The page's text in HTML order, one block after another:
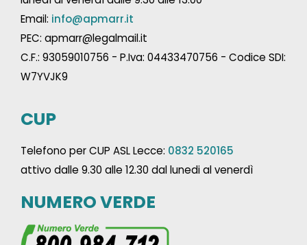
Email: info@apmarr.it
PEC: apmarr@legalmail.it
C.F.: 93059010756 - P.Iva: 04433470756 - Codice SDI:
W7YVJK9
CUP
Telefono per CUP ASL Lecce: 0832 520165
attivo dalle 9.30 alle 12.30 dal lunedi al venerdì
NUMERO VERDE